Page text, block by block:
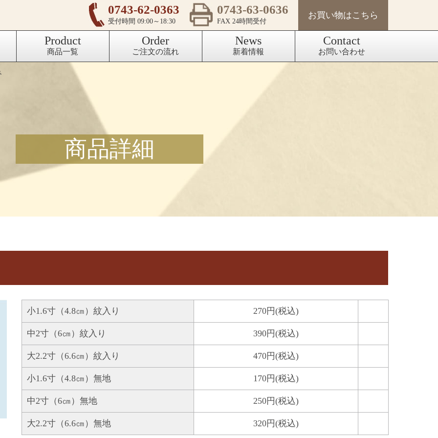
0743-62-0363
受付時間 09:00～18:30
0743-63-0636
FAX 24時間受付
お買い物はこちら
Product
商品一覧
Order
ご注文の流れ
News
新着情報
Contact
お問い合わせ
商品詳細
小1.6寸（4.8㎝）紋入り 270円(税込)
中2寸（6㎝）紋入り 390円(税込)
大2.2寸（6.6㎝）紋入り 470円(税込)
小1.6寸（4.8㎝）無地 170円(税込)
中2寸（6㎝）無地 250円(税込)
大2.2寸（6.6㎝）無地 320円(税込)